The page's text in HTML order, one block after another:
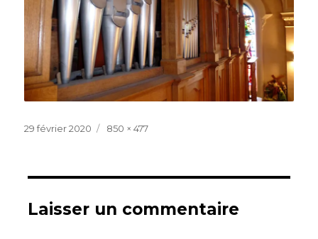
Publié
29 février 2020
Taille
850 × 477
Laisser un commentaire